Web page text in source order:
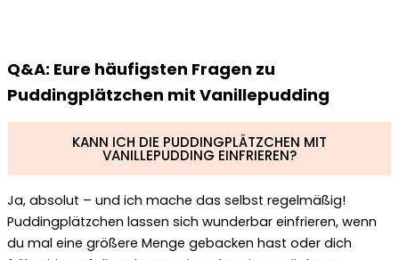
Q&A: Eure häufigsten Fragen zu
Puddingplätzchen mit Vanillepudding
KANN ICH DIE PUDDINGPLÄTZCHEN MIT
VANILLEPUDDING EINFRIEREN?
Ja, absolut – und ich mache das selbst regelmäßig!
Puddingplätzchen lassen sich wunderbar einfrieren, wenn
du mal eine größere Menge gebacken hast oder dich